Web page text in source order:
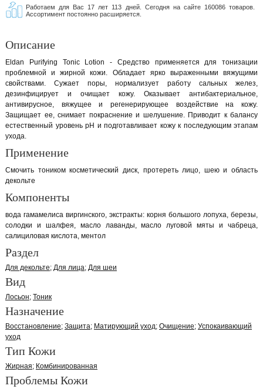
Работаем для Вас 17 лет 113 дней. Сегодня на сайте 160086 товаров.
Ассортимент постоянно расширяется.
Описание
Eldan Purifying Tonic Lotion - Средство применяется для тонизации
проблемной и жирной кожи. Обладает ярко выраженными вяжущими
свойствами. Сужает поры, нормализует работу сальных желез,
дезинфицирует и очищает кожу. Оказывает антибактериальное,
антивирусное, вяжущее и регенерирующее воздействие на кожу.
Защищает ее, снимает покраснение и шелушение. Приводит к балансу
естественный уровень рН и подготавливает кожу к последующим этапам
ухода.
Применение
Смочить тоником косметический диск, протереть лицо, шею и область
декольте
Компоненты
вода гамамелиса виргинского, экстракты: корня большого лопуха, березы,
солодки и шалфея, масло лаванды, масло луговой мяты и чабреца,
салициловая кислота, ментол
Раздел
Для декольте Для лица Для шеи
Вид
Лосьон Тоник
Назначение
Восстановление Защита Матирующий уход Очищение Успокаивающий
уход
Тип Кожи
Жирная Комбинированная
Проблемы Кожи